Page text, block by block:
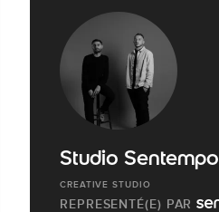
Studio Sentempo
CREATIVE STUDIO
REPRESENTÉ(E) PAR